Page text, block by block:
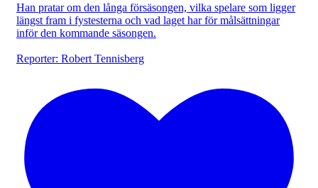
Han pratar om den långa försäsongen, vilka spelare som ligger
längst fram i fystesterna och vad laget har för målsättningar
inför den kommande säsongen.
Reporter: Robert Tennisberg